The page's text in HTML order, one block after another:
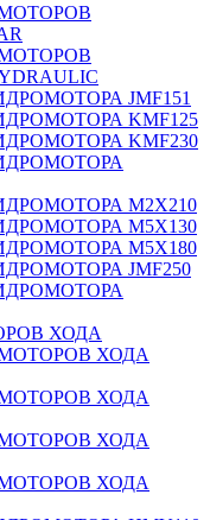
JMF151
KMF125
KMF230
M2X210
M5X130
M5X180
JMF250
ХОДА
ХОДА
ХОДА
ХОДА
ХОДА